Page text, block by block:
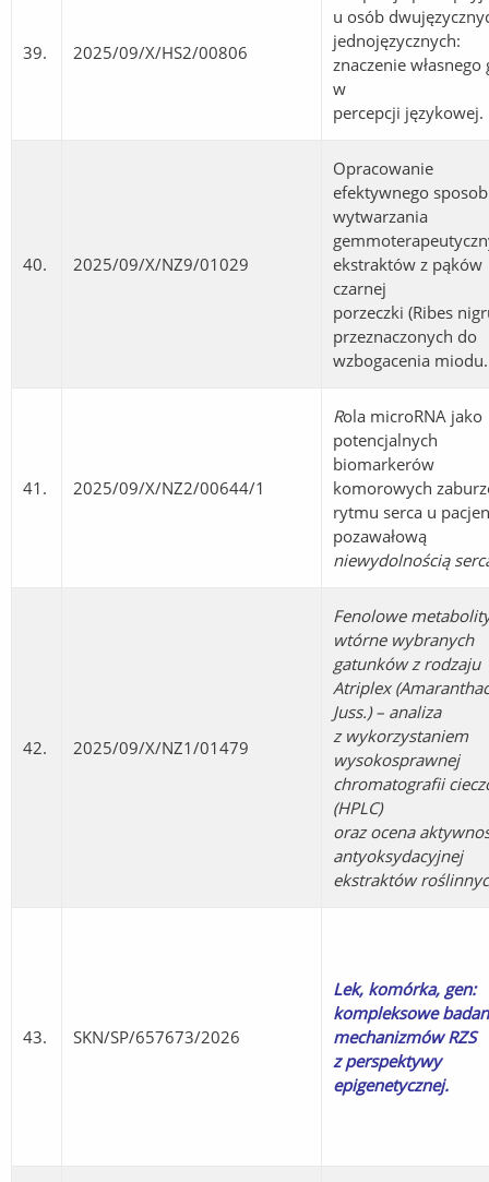
39. 2025/09/X/HS2/00806
u osób
jednojęzycznych:
znaczenie własnego
w
percepcji językowej.
40. 2025/09/X/NZ9/01029
Opracowanie
efektywnego
wytwarzania
ekstraktów z pąków
czarnej
porzeczki (Ribes
przeznaczonych do
wzbogacenia miodu.
41. 2025/09/X/NZ2/00644/1
Rola microRNA jako
potencjalnych
biomarkerów
komorowych
rytmu serca u
pozawałową
niewydolnością
42. 2025/09/X/NZ1/01479
Fenolowe
wtórne wybranych
gatunków z rodzaju
Atriplex
Juss.) – analiza
z wykorzystaniem
wysokosprawnej
chromatografii
(HPLC)
oraz ocena
antyoksydacyjnej
ekstraktów
43. SKN/SP/657673/2026
Lek, komórka, gen:
kompleksowe
mechanizmów RZS
z perspektywy
epigenetycznej.